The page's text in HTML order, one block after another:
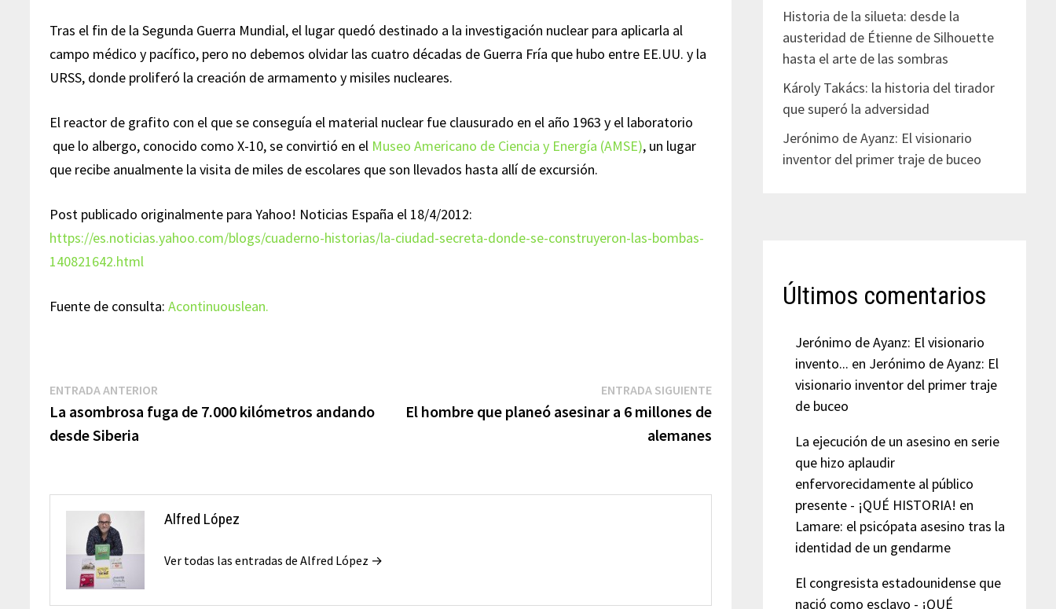
Tras el fin de la Segunda Guerra Mundial, el lugar quedó destinado a la investigación nuclear para aplicarla al
campo médico y pacífico, pero no debemos olvidar las cuatro décadas de Guerra Fría que hubo entre EE.UU. y la
URSS, donde proliferó la creación de armamento y misiles nucleares.
El reactor de grafito con el que se conseguía el material nuclear fue clausurado en el año 1963 y el laboratorio
que lo albergo, conocido como X-10, se convirtió en el Museo Americano de Ciencia y Energía (AMSE), un lugar
que recibe anualmente la visita de miles de escolares que son llevados hasta allí de excursión.
Post publicado originalmente para Yahoo! Noticias España el 18/4/2012:
https://es.noticias.yahoo.com/blogs/cuaderno-historias/la-ciudad-secreta-donde-se-construyeron-las-bombas-
140821642.html
Fuente de consulta:Acontinuouslean.
Navegación
de
ENTRADA ANTERIOR
anterior:
La asombrosa fuga de 7.000 kilómetros andando
desde Siberia
ENTRADA SIGUIENTEEntrada
siguiente:
El hombre que planeó asesinar a 6 millones de
alemanes
Alfred López
Ver todas las entradas de Alfred López →
Historia de la silueta: desde la
austeridad de Étienne de Silhouette
hasta el arte de las sombras
Károly Takács: la historia del tirador
que superó la adversidad
Jerónimo de Ayanz: El visionario
inventor del primer traje de buceo
Últimos comentarios
Jerónimo de Ayanz: El visionario
invento... en Jerónimo de Ayanz: El
visionario inventor del primer traje
de buceo
La ejecución de un asesino en serie
que hizo aplaudir
enfervorecidamente al público
presente - ¡QUÉ HISTORIA! en
Lamare: el psicópata asesino tras la
identidad de un gendarme
El congresista estadounidense que
nació como esclavo - ¡QUÉ